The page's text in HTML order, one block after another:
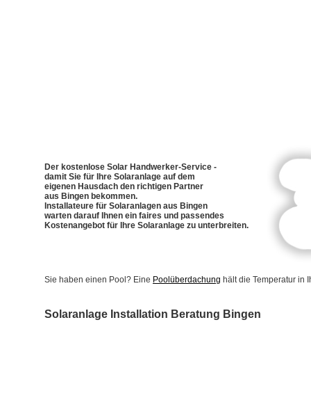
Der kostenlose Solar Handwerker-Service -
damit Sie für Ihre Solaranlage auf dem
eigenen Hausdach den richtigen Partner
aus Bingen bekommen.
Installateure für Solaranlagen aus Bingen
warten darauf Ihnen ein faires und passendes
Kostenangebot für Ihre Solaranlage zu unterbreiten.
Sie haben einen Pool? Eine Poolüberdachung hält die Temperatur in
Solaranlage Installation Beratung Bingen